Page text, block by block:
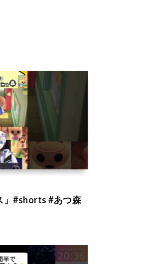
」#shorts #あつ森